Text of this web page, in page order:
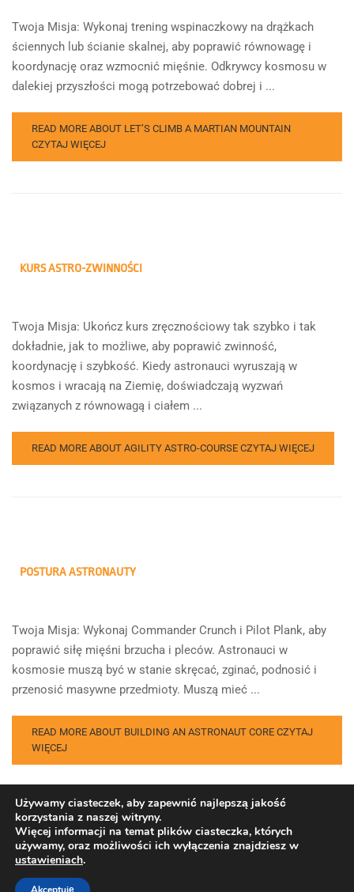
Twoja Misja: Wykonaj trening wspinaczkowy na drążkach
ściennych lub ścianie skalnej, aby poprawić równowagę i
koordynację oraz wzmocnić mięśnie. Odkrywcy kosmosu w
dalekiej przyszłości mogą potrzebować dobrej i ...
READ MORE ABOUT LET’S CLIMB A MARTIAN MOUNTAIN
CZYTAJ WIĘCEJ
KURS ASTRO-ZWINNOŚCI
Twoja Misja: Ukończ kurs zręcznościowy tak szybko i tak
dokładnie, jak to możliwe, aby poprawić zwinność,
koordynację i szybkość. Kiedy astronauci wyruszają w
kosmos i wracają na Ziemię, doświadczają wyzwań
związanych z równowagą i ciałem ...
READ MORE ABOUT AGILITY ASTRO-COURSE CZYTAJ WIĘCEJ
POSTURA ASTRONAUTY
Twoja Misja: Wykonaj Commander Crunch i Pilot Plank, aby
poprawić siłę mięśni brzucha i pleców. Astronauci w
kosmosie muszą być w stanie skręcać, zginać, podnosić i
przenosić masywne przedmioty. Muszą mieć ...
READ MORE ABOUT BUILDING AN ASTRONAUT CORE CZYTAJ
WIĘCEJ
Copyright © Europejska Agencja Kosmiczna. Wszelkie prawa
zastrzeżone.
Używamy ciasteczek, aby zapewnić najlepszą jakość
korzystania z naszej witryny.
Więcej informacji na temat plików ciasteczka, których
używamy, oraz możliwości ich wyłączenia znajdziesz w
ustawieniach.